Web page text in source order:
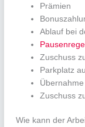
Prämien
Ablauf bei
Zuschuss
Parkplatz
Zuschuss
Wie kann der